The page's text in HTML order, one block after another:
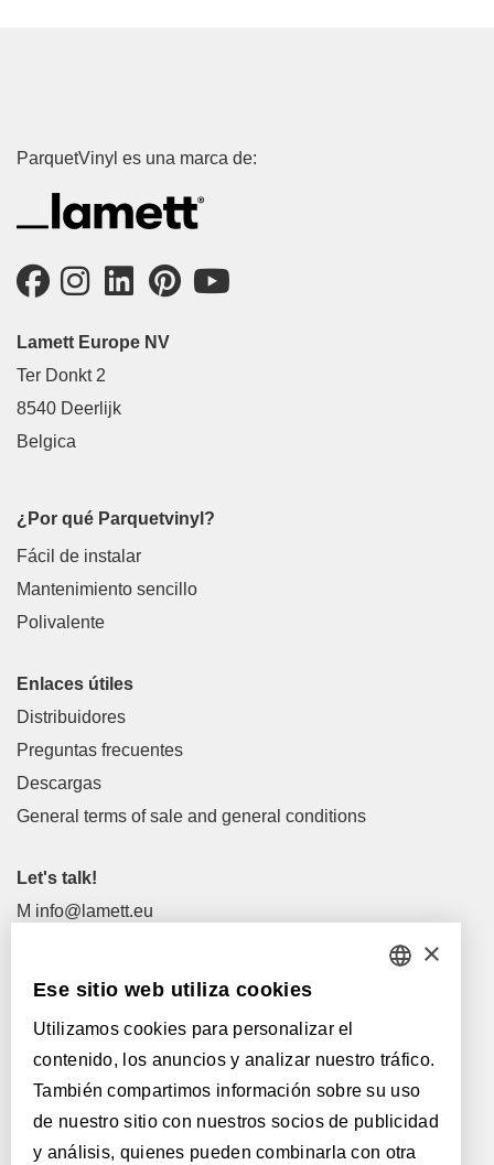
ParquetVinyl es una marca de:
Lamett Europe NV
Ter Donkt 2
8540 Deerlijk
Belgica
¿Por qué Parquetvinyl?
Fácil de instalar
Mantenimiento sencillo
Polivalente
Enlaces útiles
Distribuidores
Preguntas frecuentes
Descargas
General terms of sale and general conditions
Let's talk!
M info@lamett.eu
Let's meet!
Distribuidores
Con el apoyo de: ENGLISH
×
Ese sitio web utiliza cookies
Utilizamos cookies para personalizar el
contenido, los anuncios y analizar nuestro tráfico.
También compartimos información sobre su uso
de nuestro sitio con nuestros socios de publicidad
y análisis, quienes pueden combinarla con otra